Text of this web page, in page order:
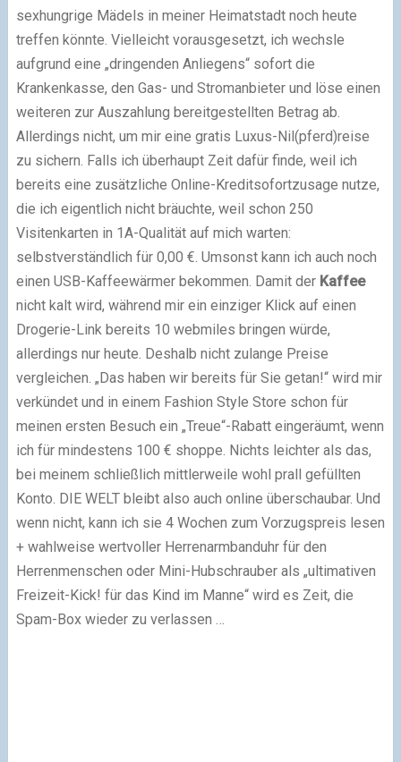
sexhungrige Mädels in meiner Heimatstadt noch heute
treffen könnte. Vielleicht vorausgesetzt, ich wechsle
aufgrund eine „dringenden Anliegens“ sofort die
Krankenkasse, den Gas- und Stromanbieter und löse einen
weiteren zur Auszahlung bereitgestellten Betrag ab.
Allerdings nicht, um mir eine gratis Luxus-Nil(pferd)reise
zu sichern. Falls ich überhaupt Zeit dafür finde, weil ich
bereits eine zusätzliche Online-Kreditsofortzusage nutze,
die ich eigentlich nicht bräuchte, weil schon 250
Visitenkarten in 1A-Qualität auf mich warten:
selbstverständlich für 0,00 €. Umsonst kann ich auch noch
einen USB-Kaffeewärmer bekommen. Damit der Kaffee
nicht kalt wird, während mir ein einziger Klick auf einen
Drogerie-Link bereits 10 webmiles bringen würde,
allerdings nur heute. Deshalb nicht zulange Preise
vergleichen. „Das haben wir bereits für Sie getan!“ wird mir
verkündet und in einem Fashion Style Store schon für
meinen ersten Besuch ein „Treue“-Rabatt eingeräumt, wenn
ich für mindestens 100 € shoppe. Nichts leichter als das,
bei meinem schließlich mittlerweile wohl prall gefüllten
Konto. DIE WELT bleibt also auch online überschaubar. Und
wenn nicht, kann ich sie 4 Wochen zum Vorzugspreis lesen
+ wahlweise wertvoller Herrenarmbanduhr für den
Herrenmenschen oder Mini-Hubschrauber als „ultimativen
Freizeit-Kick! für das Kind im Manne“ wird es Zeit, die
Spam-Box wieder zu verlassen …